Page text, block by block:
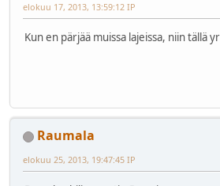
elokuu 17, 2013, 13:59:12 IP
Kun en pärjää muissa lajeissa, niin tällä
Raumala
elokuu 25, 2013, 19:47:45 IP